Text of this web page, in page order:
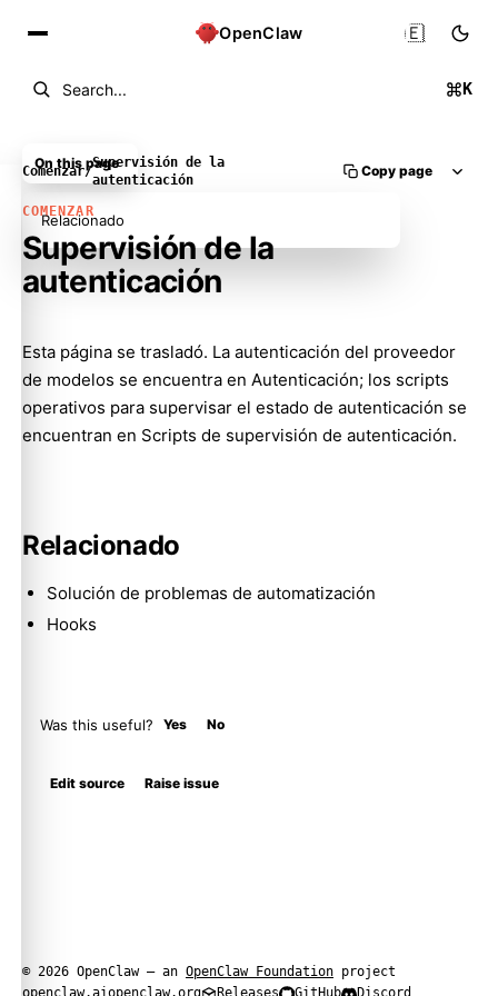
OpenClaw
Search... K
🇪🇸
Comenzar/
Supervisión de la
autenticación
Copy page
COMENZAR
Supervisión de la
autenticación
Esta página se trasladó. La autenticación del proveedor
de modelos se encuentra en Autenticación; los scripts
operativos para supervisar el estado de autenticación se
encuentran en Scripts de supervisión de autenticación.
Relacionado
Solución de problemas de automatización
Hooks
Was this useful? Yes No
Edit source Raise issue
On this page
Relacionado
© 2026 OpenClaw — an OpenClaw Foundation project
openclaw.aiopenclaw.org Releases GitHub Discord
Molty